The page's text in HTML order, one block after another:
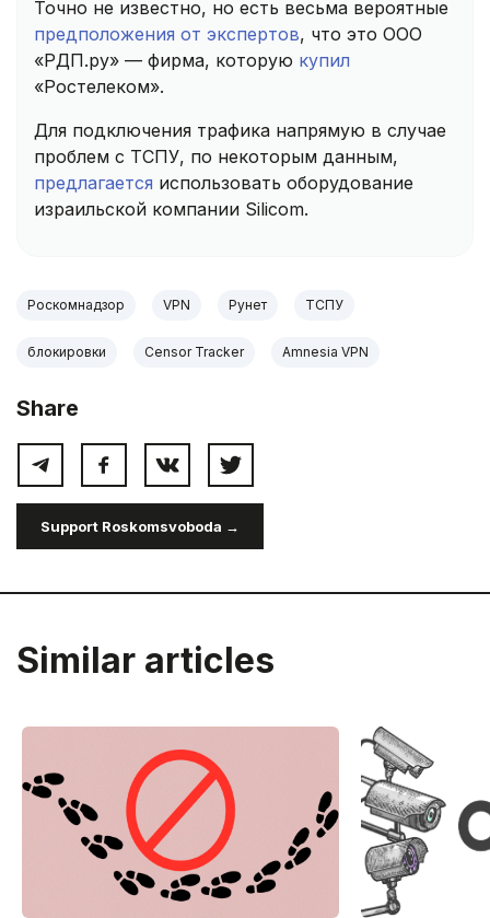
Точно не известно, но есть весьма вероятные
предположения от экспертов, что это ООО
«РДП.ру» — фирма, которую купил
«Ростелеком».
Для подключения трафика напрямую в случае
проблем с ТСПУ, по некоторым данным,
предлагается использовать оборудование
израильской компании Silicom.
Роскомнадзор VPN Рунет ТСПУ
блокировки Censor Tracker Amnesia VPN
Share
Support Roskomsvoboda →
Similar articles